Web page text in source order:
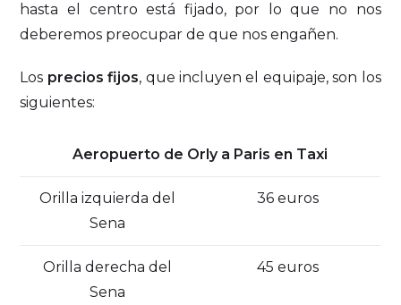
hasta el centro está fijado, por lo que no nos
deberemos preocupar de que nos engañen.
Los precios fijos, que incluyen el equipaje, son los
siguientes:
Aeropuerto de Orly a Paris en Taxi
Orilla izquierda del
Sena
36 euros
Orilla derecha del
Sena
45 euros